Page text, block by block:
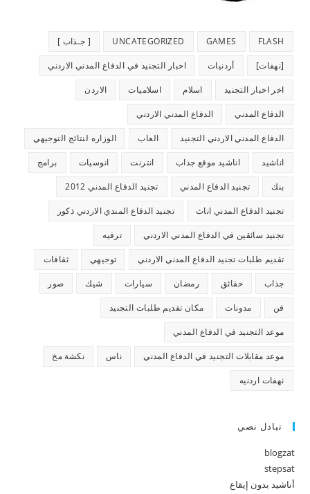
FLASH
GAMES
UNCATEGORIZED [ جـذاب ]
[نهفات] أردنيات اخبار التجنيد في الدفاع المدني الاردني
اخر اخبار التجنيد اسلام اسلاميات الاردن
الدفاع المدني الدفاع المدني الاردني
الدفاع المدني الاردني التجنيد العاب الوزاره لنتائج التوجيهي
اناشيد اناشيد موقع جذاب انترنت انوسيات برامج
بنك تجنيد الدفاع المدني تجنيد الدفاع المدني 2012
تجنيد الدفاع المدني اناث تجنيد الدفاع المندي الاردني ذكور
تجنيد سائقين في الدفاع المدني الاردني ترفيه
تقديم طلبات تجنيد الدفاع المدني الاردني توجيهي ثقافات
جذاب حقائق رمضان سيارات شيك صور
فن مدونات مكان تقديم طلبات التجنيد
موعد التجنيد في الدفاع المدني
موعد مقابلات التجنيد في الدفاع المدني ناس نكشة مخ
نهفات اردنيه
تبادل نصي
blogzat
stepsat
أناشيد بدون إيقاع